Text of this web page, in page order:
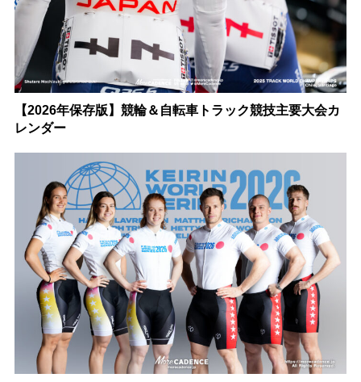
【2026年保存版】競輪＆自転車トラック競技主要大会カ
レンダー